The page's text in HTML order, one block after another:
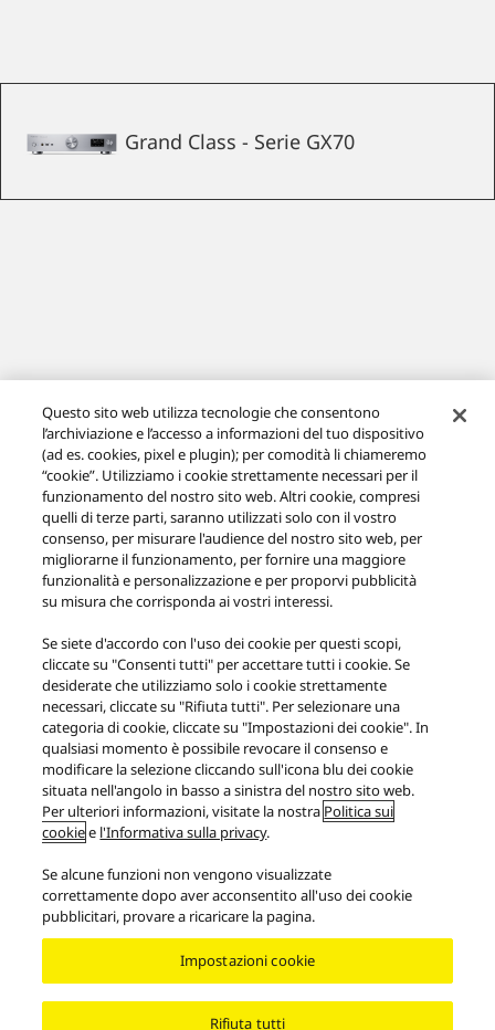
Grand Class - Serie GX70
Amplificatore audio di rete SU-GX70
VISITA LA PAGINA DI SUPPORTO DEDICATA A
QUESTO PRODOTTO
Scarica le informazioni per la progettazione eco
compatibile
Prodotti Grand Class Grand Class - Serie GX70
Facebook YouTube
Instagram
Informativa sui cookie
Informazioni Pre-contrattuali e Condizioni di Vendita
Accessibilità
EU Data Act
Questo sito web utilizza tecnologie che consentono
l’archiviazione e l’accesso a informazioni del tuo dispositivo
(ad es. cookies, pixel e plugin); per comodità li chiameremo
“cookie”. Utilizziamo i cookie strettamente necessari per il
funzionamento del nostro sito web. Altri cookie, compresi
quelli di terze parti, saranno utilizzati solo con il vostro
consenso, per misurare l'audience del nostro sito web, per
migliorarne il funzionamento, per fornire una maggiore
funzionalità e personalizzazione e per proporvi pubblicità
su misura che corrisponda ai vostri interessi.
Se siete d'accordo con l'uso dei cookie per questi scopi,
cliccate su "Consenti tutti" per accettare tutti i cookie. Se
desiderate che utilizziamo solo i cookie strettamente
necessari, cliccate su "Rifiuta tutti". Per selezionare una
categoria di cookie, cliccate su "Impostazioni dei cookie". In
qualsiasi momento è possibile revocare il consenso e
modificare la selezione cliccando sull'icona blu dei cookie
situata nell'angolo in basso a sinistra del nostro sito web.
Per ulteriori informazioni, visitate la nostra Politica sui
cookiee l'Informativa sulla privacy.
Se alcune funzioni non vengono visualizzate
correttamente dopo aver acconsentito all'uso dei cookie
pubblicitari, provare a ricaricare la pagina.
Impostazioni cookie
Rifiuta tutti